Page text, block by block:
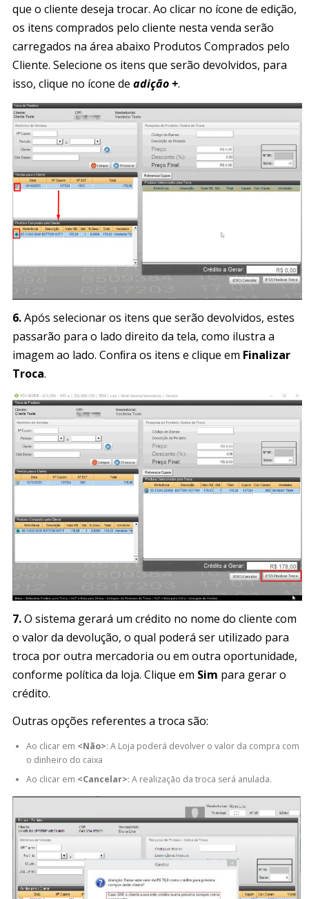
que o cliente deseja trocar. Ao clicar no ícone de edição,
os itens comprados pelo cliente nesta venda serão
carregados na área abaixo Produtos Comprados pelo
Cliente. Selecione os itens que serão devolvidos, para
isso, clique no ícone de adição +.
6.Após selecionar os itens que serão devolvidos, estes
passarão para o lado direito da tela, como ilustra a
imagem ao lado. Conﬁra os itens e clique em Finalizar
Troca.
7.O sistema gerará um crédito no nome do cliente com
o valor da devolução, o qual poderá ser utilizado para
troca por outra mercadoria ou em outra oportunidade,
conforme política da loja. Clique em Sim para gerar o
crédito.
Outras opções referentes a troca são:
Ao clicar em <Não>: A Loja poderá devolver o valor da compra com
o dinheiro do caixa
Ao clicar em <Cancelar>: A realização da troca será anulada.